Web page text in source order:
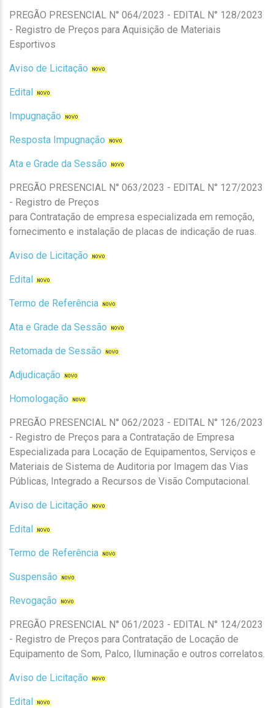
PREGÃO PRESENCIAL N° 064/2023 - EDITAL N° 128/2023
- Registro de Preços para Aquisição de Materiais
Esportivos
Aviso de Licitação
Edital
Impugnação
Resposta Impugnação
Ata e Grade da Sessão
PREGÃO PRESENCIAL N° 063/2023 - EDITAL N° 127/2023
- Registro de Preços
para Contratação de empresa especializada em remoção,
fornecimento e instalação de placas de indicação de ruas.
Aviso de Licitação
Edital
Termo de Referência
Ata e Grade da Sessão
Retomada de Sessão
Adjudicação
Homologação
PREGÃO PRESENCIAL N° 062/2023 - EDITAL N° 126/2023
- Registro de Preços para a Contratação de Empresa
Especializada para Locação de Equipamentos, Serviços e
Materiais de Sistema de Auditoria por Imagem das Vias
Públicas, Integrado a Recursos de Visão Computacional.
Aviso de Licitação
Edital
Termo de Referência
Suspensão
Revogação
PREGÃO PRESENCIAL N° 061/2023 - EDITAL N° 124/2023
- Registro de Preços para Contratação de Locação de
Equipamento de Som, Palco, Iluminação e outros correlatos.
Aviso de Licitação
Edital